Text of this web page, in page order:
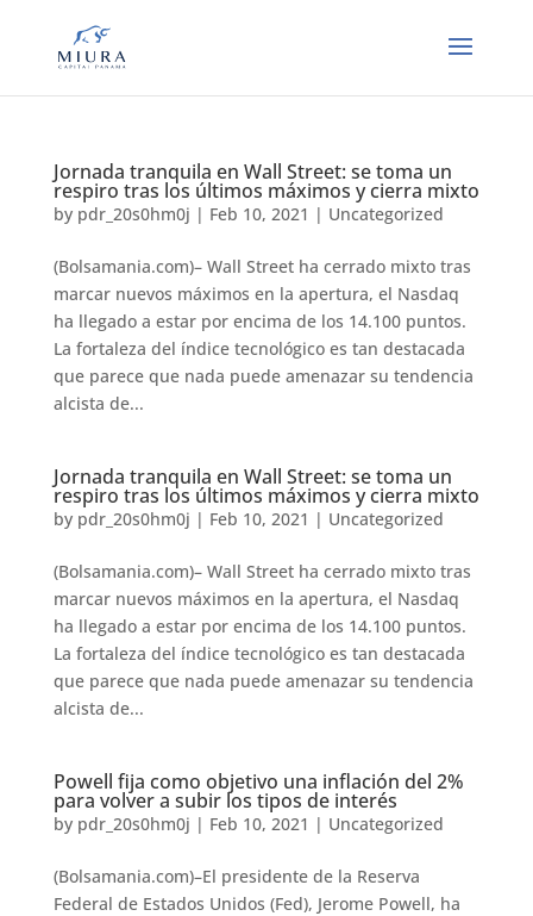
Jornada tranquila en Wall Street: se toma un
respiro tras los últimos máximos y cierra mixto
by pdr_20s0hm0j | Feb 10, 2021 | Uncategorized
(Bolsamania.com)– Wall Street ha cerrado mixto tras
marcar nuevos máximos en la apertura, el Nasdaq
ha llegado a estar por encima de los 14.100 puntos.
La fortaleza del índice tecnológico es tan destacada
que parece que nada puede amenazar su tendencia
alcista de...
Jornada tranquila en Wall Street: se toma un
respiro tras los últimos máximos y cierra mixto
by pdr_20s0hm0j | Feb 10, 2021 | Uncategorized
(Bolsamania.com)– Wall Street ha cerrado mixto tras
marcar nuevos máximos en la apertura, el Nasdaq
ha llegado a estar por encima de los 14.100 puntos.
La fortaleza del índice tecnológico es tan destacada
que parece que nada puede amenazar su tendencia
alcista de...
Powell fija como objetivo una inflación del 2%
para volver a subir los tipos de interés
by pdr_20s0hm0j | Feb 10, 2021 | Uncategorized
(Bolsamania.com)–El presidente de la Reserva
Federal de Estados Unidos (Fed), Jerome Powell, ha